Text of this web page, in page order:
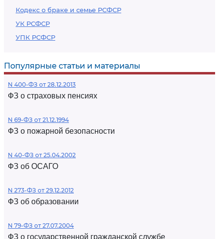
Кодекс о браке и семье РСФСР
УК РСФСР
УПК РСФСР
Популярные статьи и материалы
N 400-ФЗ от 28.12.2013
ФЗ о страховых пенсиях
N 69-ФЗ от 21.12.1994
ФЗ о пожарной безопасности
N 40-ФЗ от 25.04.2002
ФЗ об ОСАГО
N 273-ФЗ от 29.12.2012
ФЗ об образовании
N 79-ФЗ от 27.07.2004
ФЗ о государственной гражданской службе